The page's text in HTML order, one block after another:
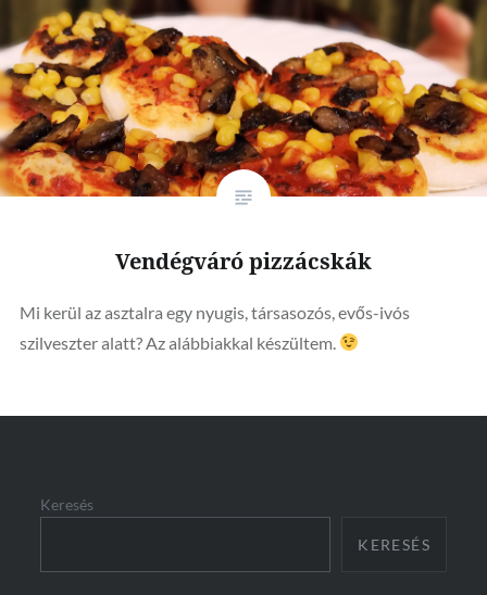
Vendégváró pizzácskák
Mi kerül az asztalra egy nyugis, társasozós, evős-ivós
szilveszter alatt? Az alábbiakkal készültem.
Keresés
KERESÉS